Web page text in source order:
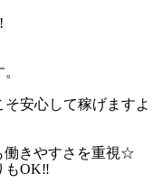
安心して稼げますよ
働きやすさを重視☆
もOK‼